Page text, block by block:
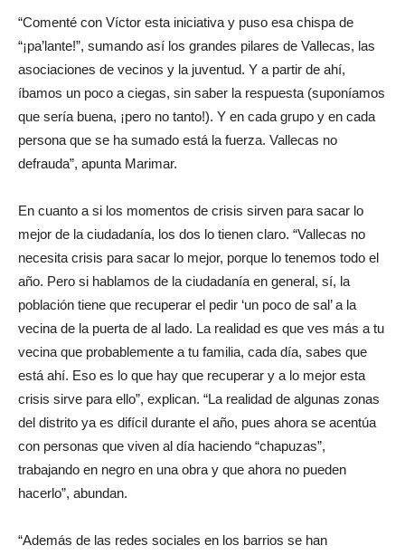
“Comenté con Víctor esta iniciativa y puso esa chispa de
“¡pa’lante!”, sumando así los grandes pilares de Vallecas, las
asociaciones de vecinos y la juventud. Y a partir de ahí,
íbamos un poco a ciegas, sin saber la respuesta (suponíamos
que sería buena, ¡pero no tanto!). Y en cada grupo y en cada
persona que se ha sumado está la fuerza. Vallecas no
defrauda”, apunta Marimar.
En cuanto a si los momentos de crisis sirven para sacar lo
mejor de la ciudadanía, los dos lo tienen claro. “Vallecas no
necesita crisis para sacar lo mejor, porque lo tenemos todo el
año. Pero si hablamos de la ciudadanía en general, sí, la
población tiene que recuperar el pedir ‘un poco de sal’ a la
vecina de la puerta de al lado. La realidad es que ves más a tu
vecina que probablemente a tu familia, cada día, sabes que
está ahí. Eso es lo que hay que recuperar y a lo mejor esta
crisis sirve para ello”, explican. “La realidad de algunas zonas
del distrito ya es difícil durante el año, pues ahora se acentúa
con personas que viven al día haciendo “chapuzas”,
trabajando en negro en una obra y que ahora no pueden
hacerlo”, abundan.
“Además de las redes sociales en los barrios se han